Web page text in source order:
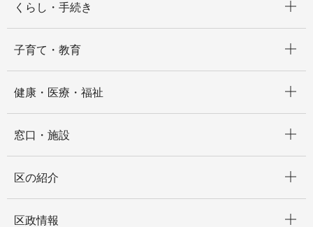
くらし・手続き
子育て・教育
健康・医療・福祉
窓口・施設
区の紹介
区政情報